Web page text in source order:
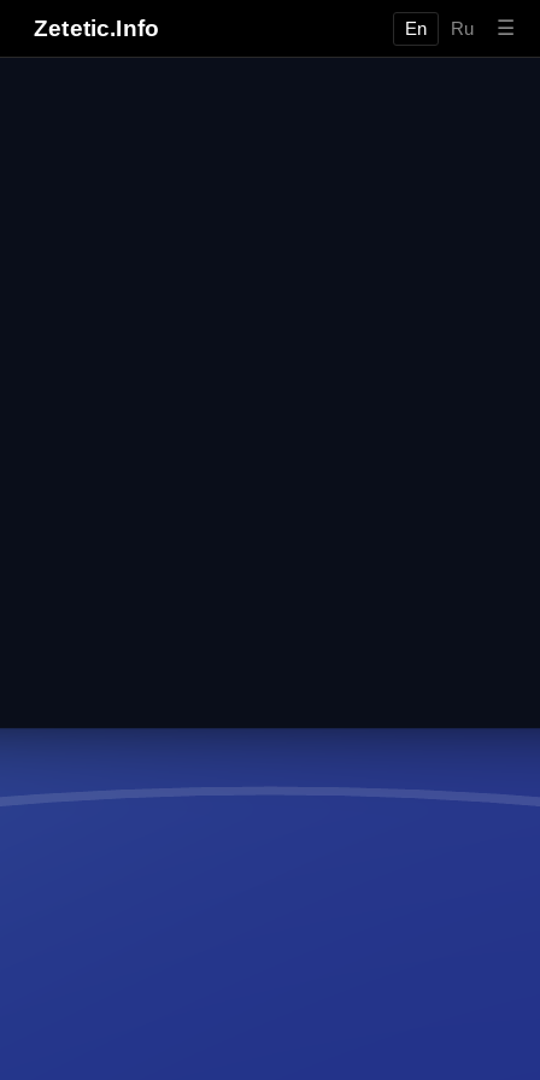
Zetetic.Info En Ru ☰